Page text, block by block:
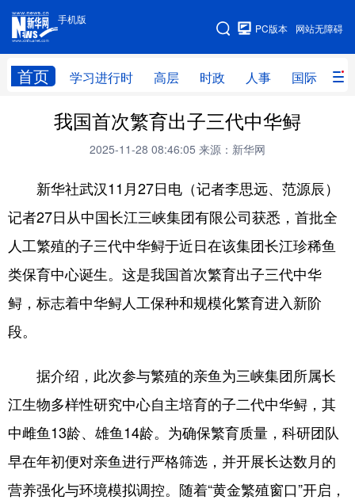
手机版
网站无障碍
PC版本
首页 学习进行时 高层 时政 人事 国际 财
手机版
网站地图
学习进行时 高层 时政 人事
财经 网评
台湾 思客智库 全球连线 教育
科技 科创 量子 体育
文化 书画 健康 军事
访谈 视频 图片 政务
学术中国 乡村振兴 银龄 溯源中国
彩票 娱乐 时尚 悦读
公益 一带一路 亚太网 上市公司
我国首次繁育出子三代中华鲟
2025-11-28 08:46:05 来源：新华网
新华社武汉11月27日电（记者李思远、范源辰）
记者27日从中国长江三峡集团有限公司获悉，首批全
人工繁殖的子三代中华鲟于近日在该集团长江珍稀鱼
类保育中心诞生。这是我国首次繁育出子三代中华
鲟，标志着中华鲟人工保种和规模化繁育进入新阶
段。
据介绍，此次参与繁殖的亲鱼为三峡集团所属长
江生物多样性研究中心自主培育的子二代中华鲟，其
中雌鱼13龄、雄鱼14龄。为确保繁育质量，科研团队
早在年初便对亲鱼进行严格筛选，并开展长达数月的
营养强化与环境模拟调控。随着“黄金繁殖窗口”开启，